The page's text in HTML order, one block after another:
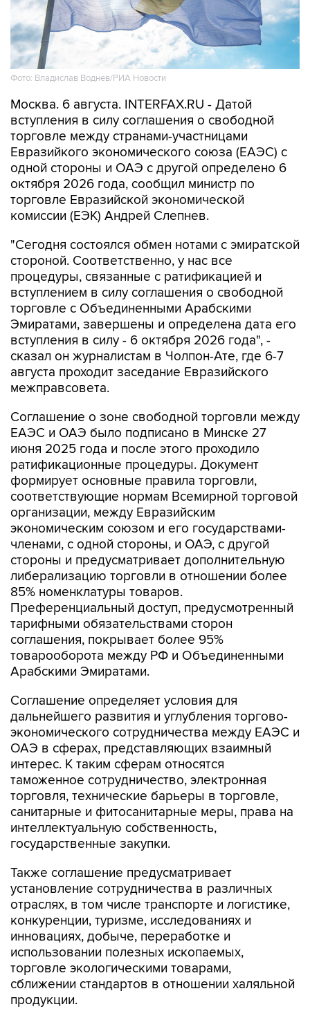
Фото: Владислав Воднев/РИА Новости
Москва. 6 августа. INTERFAX.RU - Датой
вступления в силу соглашения о свободной
торговле между странами-участницами
Евразийкого экономического союза (ЕАЭС) с
одной стороны и ОАЭ с другой определено 6
октября 2026 года, сообщил министр по
торговле Евразийской экономической
комиссии (ЕЭК) Андрей Слепнев.
"Сегодня состоялся обмен нотами с эмиратской
стороной. Соответственно, у нас все
процедуры, связанные с ратификацией и
вступлением в силу соглашения о свободной
торговле с Объединенными Арабскими
Эмиратами, завершены и определена дата его
вступления в силу - 6 октября 2026 года", -
сказал он журналистам в Чолпон-Ате, где 6-7
августа проходит заседание Евразийского
межправсовета.
Соглашение о зоне свободной торговли между
ЕАЭС и ОАЭ было подписано в Минске 27
июня 2025 года и после этого проходило
ратификационные процедуры. Документ
формирует основные правила торговли,
соответствующие нормам Всемирной торговой
организации, между Евразийским
экономическим союзом и его государствами-
членами, с одной стороны, и ОАЭ, с другой
стороны и предусматривает дополнительную
либерализацию торговли в отношении более
85% номенклатуры товаров.
Преференциальный доступ, предусмотренный
тарифными обязательствами сторон
соглашения, покрывает более 95%
товарооборота между РФ и Объединенными
Арабскими Эмиратами.
Соглашение определяет условия для
дальнейшего развития и углубления торгово-
экономического сотрудничества между ЕАЭС и
ОАЭ в сферах, представляющих взаимный
интерес. К таким сферам относятся
таможенное сотрудничество, электронная
торговля, технические барьеры в торговле,
санитарные и фитосанитарные меры, права на
интеллектуальную собственность,
государственные закупки.
Также соглашение предусматривает
установление сотрудничества в различных
отраслях, в том числе транспорте и логистике,
конкуренции, туризме, исследованиях и
инновациях, добыче, переработке и
использовании полезных ископаемых,
торговле экологическими товарами,
сближении стандартов в отношении халяльной
продукции.